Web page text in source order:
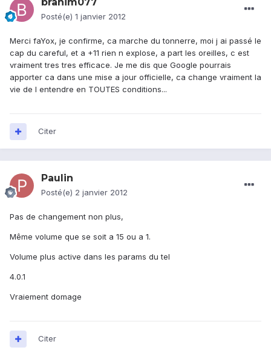
brahim077
Posté(e) 1 janvier 2012
Merci faYox, je confirme, ca marche du tonnerre, moi j ai passé le
cap du careful, et a +11 rien n explose, a part les oreilles, c est
vraiment tres tres efficace. Je me dis que Google pourrais
apporter ca dans une mise a jour officielle, ca change vraiment la
vie de l entendre en TOUTES conditions...
Citer
Paulin
Posté(e) 2 janvier 2012
Pas de changement non plus,
Même volume que se soit a 15 ou a 1.
Volume plus active dans les params du tel
4.0.1
Vraiement domage
Citer